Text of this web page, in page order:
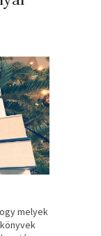
melyek